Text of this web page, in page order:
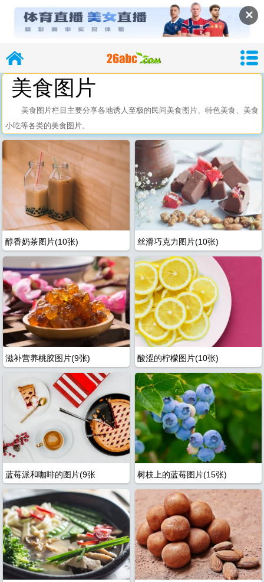
✕
导
26abc图片大
全
26abc
图
美食图片
美食图片栏目主要分享各地诱人至极的民间美食图片、特色美食、美食
小吃等各类的美食图片。
醇香奶茶图片(10张) 丝滑巧克力图片(10张)
酸涩的柠檬图片(10张)
滋补营养桃胶图片(9张)
树枝上的蓝莓图片(15张)
蓝莓派和咖啡的图片(9张